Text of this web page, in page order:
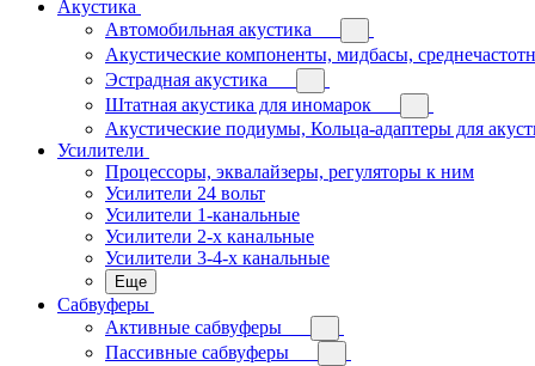
Акустика
Автомобильная акустика
Акустические компоненты, мидбасы,
Эстрадная акустика
Штатная акустика для иномарок
Акустические подиумы, Кольца-адаптеры для
Усилители
Процессоры, эквалайзеры, регуляторы к ним
Усилители 24 вольт
Усилители 1-канальные
Усилители 2-х канальные
Усилители 3-4-х канальные
Еще
Сабвуферы
Активные сабвуферы
Пассивные сабвуферы